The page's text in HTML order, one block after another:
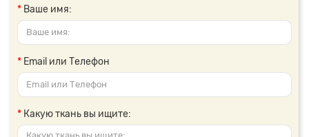
Ваше имя:
Email или Телефон
Какую ткань вы ищите: